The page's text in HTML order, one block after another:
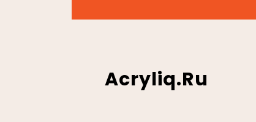
к
Acryliq.ru